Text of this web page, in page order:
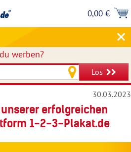
0,00 €
werben?
Los
30.03.2023
erfolgreichen
1-2-3-Plakat.de